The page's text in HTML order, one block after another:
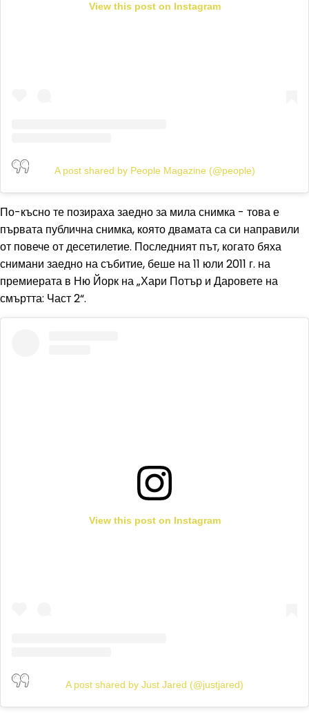
View this post on Instagram
A post shared by People Magazine (@people)
По-късно те позираха заедно за мила снимка - това е
първата публична снимка, която двамата са си направили
от повече от десетилетие. Последният път, когато бяха
снимани заедно на събитие, беше на 11 юли 2011 г. на
премиерата в Ню Йорк на „Хари Потър и Даровете на
смъртта: Част 2“.
View this post on Instagram
A post shared by Just Jared (@justjared)